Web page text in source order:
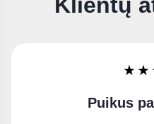
Klientų
Labai